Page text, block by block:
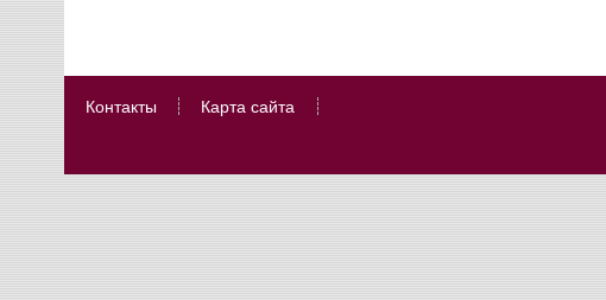
Контакты Карта сайта